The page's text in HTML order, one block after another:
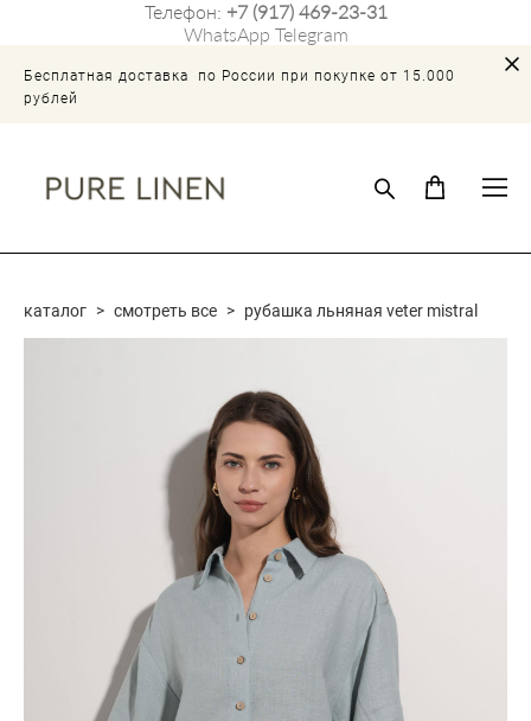
Телефон: +7 (917) 469-23-31
WhatsApp Telegram
Бесплатная доставка по России при покупке от 15.000
рублей
каталог > смотреть все > рубашка льняная veter mistral